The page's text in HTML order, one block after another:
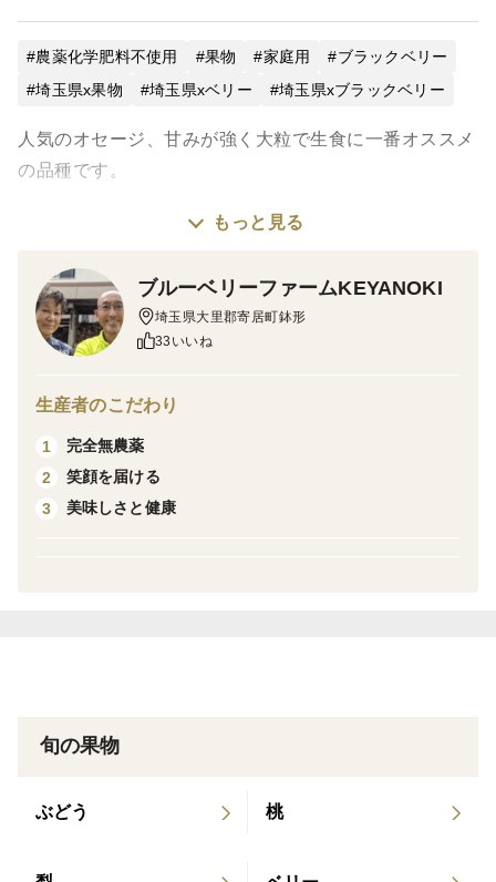
農薬化学肥料不使用 果物 家庭用
ブラックベリー
埼玉県x果物
埼玉県xベリー 埼玉県xブラックベリー
人気のオセージ、甘みが強く大粒で生食に一番オススメ
の品種です。
アメリカ登録品種で許可を得て栽培しています。在来種
〈栽培のこだわり＞
収穫したその場でほおばれるのは農薬、化学肥料不使用
すべて手作業で果樹の管理を行なっています。
〈品種-栄養価〉
ブラックベリーの栄養価はとても優れていて、ビタミ
ります。
ご確認をお願い致します。
もっと見る
ブルーベリーファームKEYANOKI
埼玉県大里郡寄居町鉢形
33いいね
生産者のこだわり
1
完全無農薬
2
笑顔を届ける
3
美味しさと健康
旬の果物
ぶどう 桃